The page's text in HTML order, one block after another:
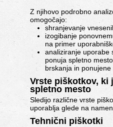
Z njihovo podrobno
omogočajo:
shranjevanje
izogibanje
na primer
analiziranje uporabe
ponuja spletno
brskanja in ponujene
Vrste piškotkov, ki
spletno mesto
Sledijo različne vrste
uporablja glede na
Tehnični piškotki